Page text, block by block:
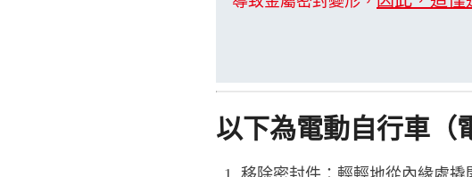
以下為電動自行車（